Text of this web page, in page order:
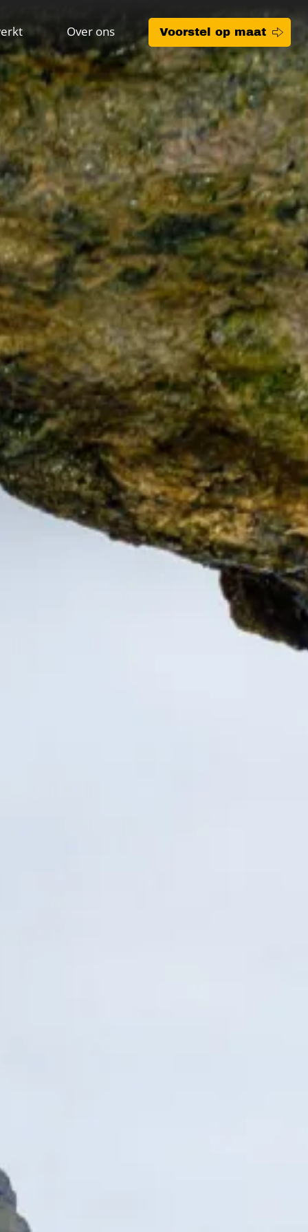
Over ons Voorstel op maat